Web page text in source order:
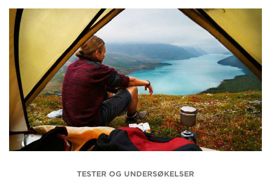
TESTER OG UNDERSØKELSER